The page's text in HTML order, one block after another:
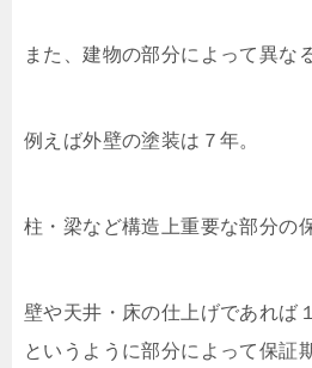
また、建物の部分によって異な
例えば外壁の塗装は７年。
柱・梁など構造上重要な部分の
壁や天井・床の仕上げであれば
というように部分によって保証